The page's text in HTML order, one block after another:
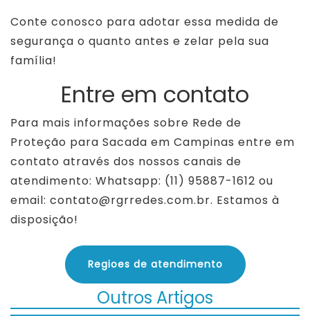
Conte conosco para adotar essa medida de
segurança o quanto antes e zelar pela sua
família!
Entre em contato
Para mais informações sobre Rede de
Proteção para Sacada em Campinas entre em
contato através dos nossos canais de
atendimento: Whatsapp: (11) 95887-1612 ou
email: contato@rgrredes.com.br. Estamos à
disposição!
Regioes de atendimento
Outros Artigos